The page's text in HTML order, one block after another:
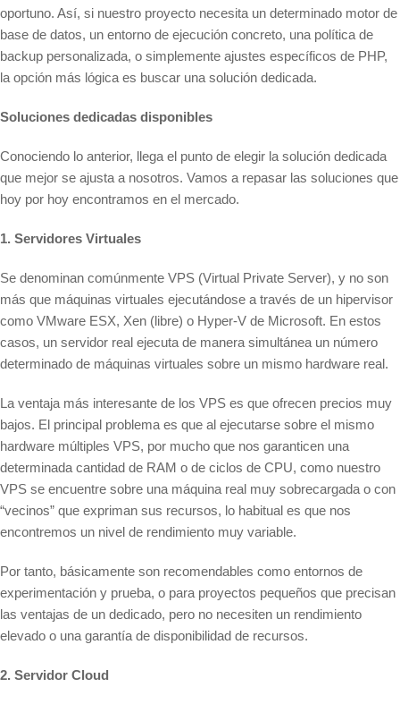
oportuno. Así, si nuestro proyecto necesita un determinado motor de
base de datos, un entorno de ejecución concreto, una política de
backup personalizada, o simplemente ajustes específicos de PHP,
la opción más lógica es buscar una solución dedicada.
Soluciones dedicadas disponibles
Conociendo lo anterior, llega el punto de elegir la solución dedicada
que mejor se ajusta a nosotros. Vamos a repasar las soluciones que
hoy por hoy encontramos en el mercado.
1. Servidores Virtuales
Se denominan comúnmente VPS (Virtual Private Server), y no son
más que máquinas virtuales ejecutándose a través de un hipervisor
como VMware ESX, Xen (libre) o Hyper-V de Microsoft. En estos
casos, un servidor real ejecuta de manera simultánea un número
determinado de máquinas virtuales sobre un mismo hardware real.
La ventaja más interesante de los VPS es que ofrecen precios muy
bajos. El principal problema es que al ejecutarse sobre el mismo
hardware múltiples VPS, por mucho que nos garanticen una
determinada cantidad de RAM o de ciclos de CPU, como nuestro
VPS se encuentre sobre una máquina real muy sobrecargada o con
“vecinos” que expriman sus recursos, lo habitual es que nos
encontremos un nivel de rendimiento muy variable.
Por tanto, básicamente son recomendables como entornos de
experimentación y prueba, o para proyectos pequeños que precisan
las ventajas de un dedicado, pero no necesiten un rendimiento
elevado o una garantía de disponibilidad de recursos.
2. Servidor Cloud